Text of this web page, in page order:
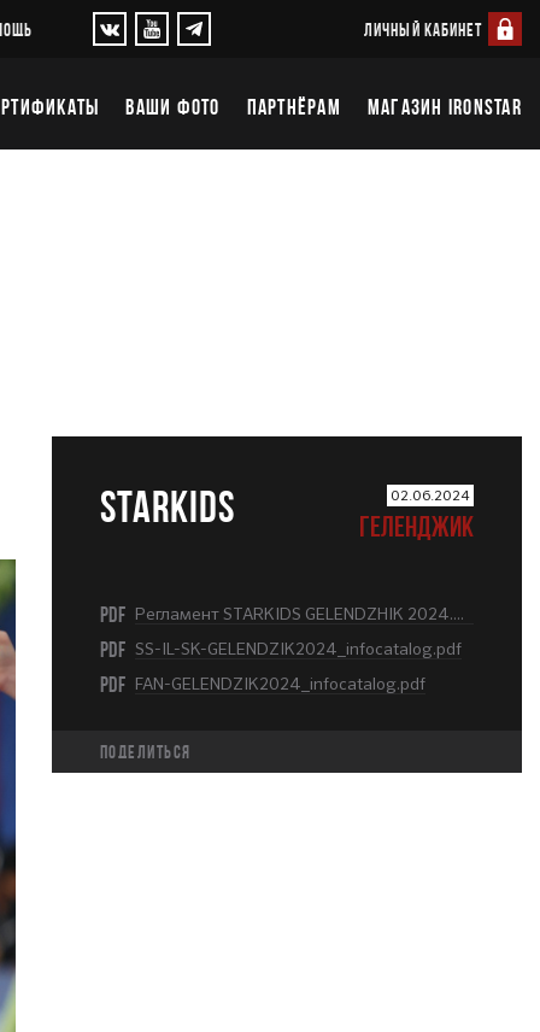
ЛИЧНЫЙ КАБИНЕТ
ВАШИ ФОТО ПАРТНЁРАМ МАГАЗИН IRONSTAR
STARKIDS 02.06.2024
ГЕЛЕНДЖИК
PDF Регламент STARKIDS GELENDZHIK 2024.pdf
PDF SS-IL-SK-GELENDZIK2024_infocatalog.pdf
PDF FAN-GELENDZIK2024_infocatalog.pdf
Поделиться